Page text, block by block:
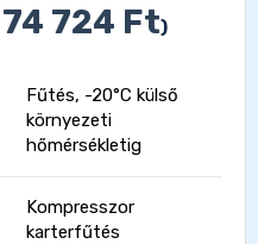
74 724 Ft)
Fűtés, -20°C külső
környezeti
hőmérsékletig
Kompresszor
karterfűtés